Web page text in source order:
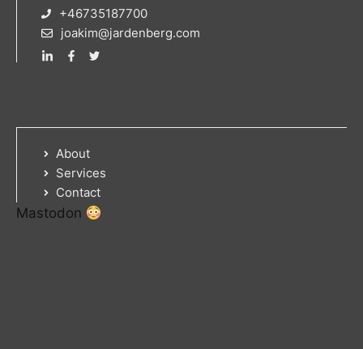
+46735187700
joakim@jardenberg.com
About
Services
Contact
Mastodon